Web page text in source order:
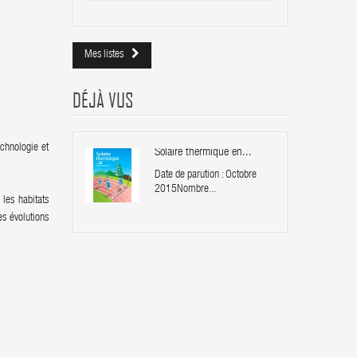
et
habitats
évolutions
Mes listes
DÉJÀ VUS
Solaire thermique en...
Date de parution : Octobre
2015Nombre...